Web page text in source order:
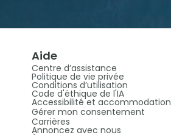
Aide
Centre d’assistance
Politique de vie privée
Conditions d’utilisation
Code d'éthique de l'IA
Accessibilité et accommodation
Gérer mon consentement
Carrières
Annoncez avec nous